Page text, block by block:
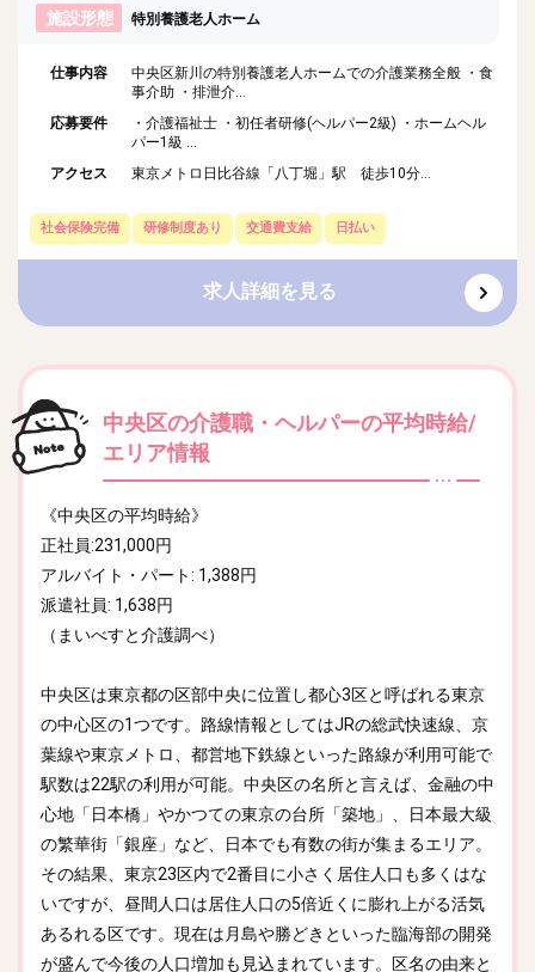
施設形態 特別養護老人ホーム
仕事内容
中央区新川の特別養護老人ホームでの介護業務全般 ・食
事介助 ・排泄介...
応募要件
・介護福祉士 ・初任者研修(ヘルパー2級) ・ホームヘル
パー1級 ...
アクセス
東京メトロ日比谷線「八丁堀」駅 徒歩10分...
社会保険完備 研修制度あり 交通費支給 日払い
求人詳細を見る
中央区の介護職・ヘルパーの平均時給/
エリア情報
《中央区の平均時給》
正社員:231,000円
アルバイト・パート: 1,388円
派遣社員: 1,638円
（まいべすと介護調べ）
中央区は東京都の区部中央に位置し都心3区と呼ばれる東京
の中心区の1つです。路線情報としてはJRの総武快速線、京
葉線や東京メトロ、都営地下鉄線といった路線が利用可能で
駅数は22駅の利用が可能。中央区の名所と言えば、金融の中
心地「日本橋」やかつての東京の台所「築地」、日本最大級
の繁華街「銀座」など、日本でも有数の街が集まるエリア。
その結果、東京23区内で2番目に小さく居住人口も多くはな
いですが、昼間人口は居住人口の5倍近くに膨れ上がる活気
あるれる区です。現在は月島や勝どきといった臨海部の開発
が盛んで今後の人口増加も見込まれています。区名の由来と